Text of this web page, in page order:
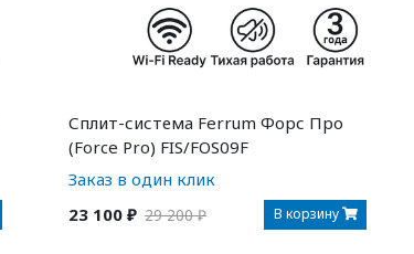
Сплит-система Ferrum Форс Про
(Force Pro) FIS/FOS09F
Заказ в один клик
23 100 ₽ 29 200 ₽ В корзину